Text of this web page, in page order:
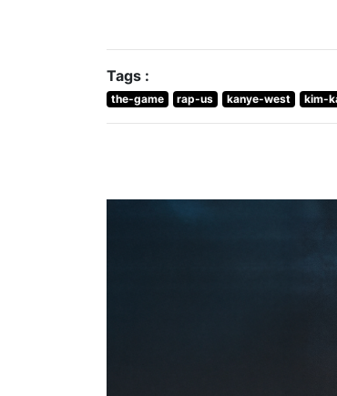
Tags :
the-game rap-us kanye-west kim-